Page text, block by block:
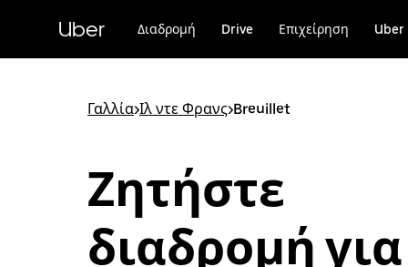
περιεχόμενο
Uber Διαδρομή Drive Επιχείρηση Uber
Γαλλία>Ιλ ντε Φρανς>Breuillet
Ζητήστε
διαδρομή για